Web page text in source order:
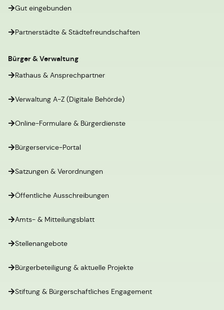
Gut eingebunden
Partnerstädte & Städtefreundschaften
Bürger & Verwaltung
Rathaus & Ansprechpartner
Verwaltung A-Z (Digitale Behörde)
Online-Formulare & Bürgerdienste
Bürgerservice-Portal
Satzungen & Verordnungen
Öffentliche Ausschreibungen
Amts- & Mitteilungsblatt
Stellenangebote
Bürgerbeteiligung & aktuelle Projekte
Stiftung & Bürgerschaftliches Engagement